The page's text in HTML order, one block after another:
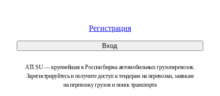
Регистрация
Вход
ATI.SU — крупнейшая в России биржа автомобильных грузоперевозок.
Зарегистрируйтесь и получите доступ к тендерам на перевозки, заявкам
на перевозку грузов и поиск транспорта